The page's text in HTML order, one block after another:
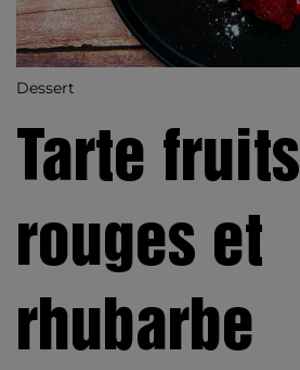
Dessert
Tarte fruits
rouges et
rhubarbe